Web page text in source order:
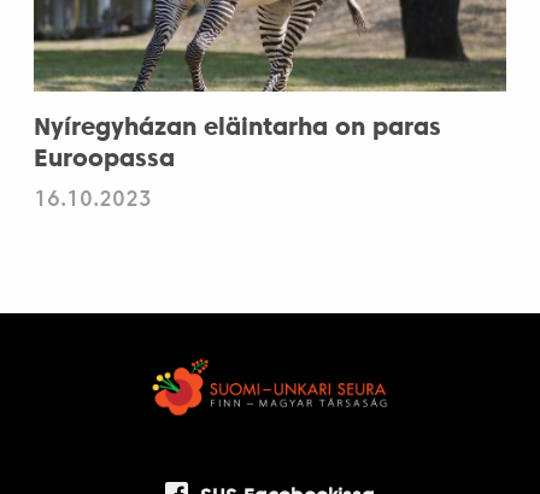
Nyíregyházan eläintarha on paras
Euroopassa
16.10.2023